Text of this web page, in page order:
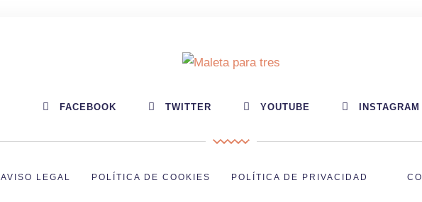
FACEBOOK TWITTER YOUTUBE INSTAGRAM
AVISO LEGAL POLÍTICA DE COOKIES POLÍTICA DE PRIVACIDAD